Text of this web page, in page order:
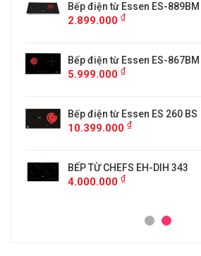
Bếp điện từ Essen ES-889BM
2.899.000 ₫
Bếp điện từ Essen ES-867BM
5.999.000 ₫
Bếp điện từ Essen ES 260 BS
10.399.000 ₫
BẾP TỪ CHEFS EH-DIH 343
4.000.000 ₫